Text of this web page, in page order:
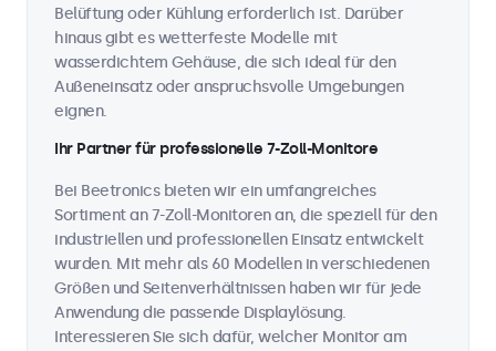
Belüftung oder Kühlung erforderlich ist. Darüber
hinaus gibt es wetterfeste Modelle mit
wasserdichtem Gehäuse, die sich ideal für den
Außeneinsatz oder anspruchsvolle Umgebungen
eignen.
Ihr Partner für professionelle 7-Zoll-Monitore
Bei Beetronics bieten wir ein umfangreiches
Sortiment an 7-Zoll-Monitoren an, die speziell für den
industriellen und professionellen Einsatz entwickelt
wurden. Mit mehr als 60 Modellen in verschiedenen
Größen und Seitenverhältnissen haben wir für jede
Anwendung die passende Displaylösung.
Interessieren Sie sich dafür, welcher Monitor am